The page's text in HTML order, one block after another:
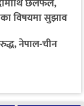
छलफल,
विषयमा सुझाव
नेपाल-चीन